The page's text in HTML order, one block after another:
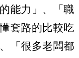
能力」、「職
套路的比較吃
「很多老闆都